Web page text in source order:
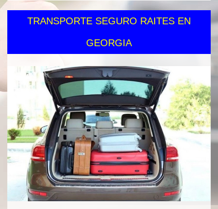
TRANSPORTE SEGURO RAITES EN
GEORGIA